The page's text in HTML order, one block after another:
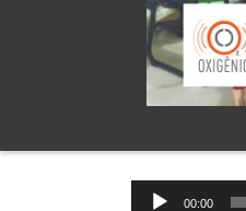
Tocador00:00